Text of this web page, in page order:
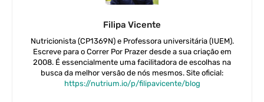
Filipa Vicente
Nutricionista (CP1369N) e Professora universitária (IUEM).
Escreve para o Correr Por Prazer desde a sua criação em
2008. É essencialmente uma facilitadora de escolhas na
busca da melhor versão de nós mesmos. Site oficial:
https://nutrium.io/p/filipavicente/blog